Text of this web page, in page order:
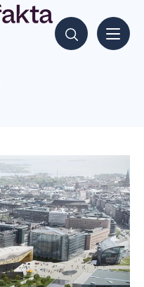
Hae sisältöjä